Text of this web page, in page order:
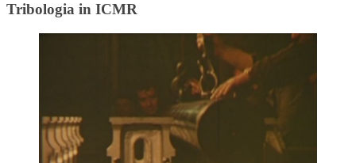
Tribologia in ICMR